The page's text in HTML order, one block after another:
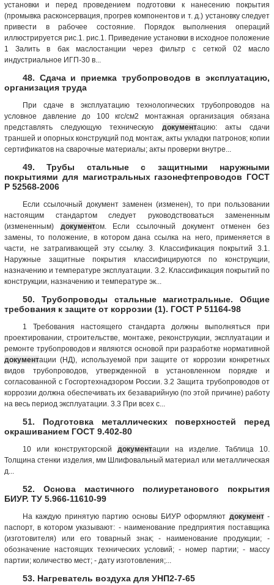
установки и перед проведением подготовки к нанесению покрытия
(промывка расконсервация, прогрев компонентов и т. д.) установку следует
привести в рабочее состояние. Порядок выполнения операций
иллюстрируется рис.1. рис.1. Приведение установки в исходное положение
1 Залить в бак маслостанции через фильтр с сеткой 02 масло
индустриальное ИГП-30 в...
48. Сдача и приемка трубопроводов в эксплуатацию,
организация труда
При сдаче в эксплуатацию технологических трубопроводов на
условное давление до 100 кгс/см2 монтажная организация обязана
представлять следующую техническую документацию: акты сдачи
траншей и опорных конструкций под монтаж, акты укладки патронов; копии
сертификатов на сварочные материалы; акты проверки внутре...
49. Трубы стальные с защитными наружными
покрытиями для магистральных газонефтепроводов ГОСТ
Р 52568-2006
Если ссылочный документ заменен (изменен), то при пользовании
настоящим стандартом следует руководствоваться замененным
(измененным) документом. Если ссылочный документ отменен без
замены, то положение, в котором дана ссылка на него, применяется в
части, не затрагивающей эту ссылку. 3. Классификация покрытий 3.1.
Наружные защитные покрытия классифицируются по конструкции,
назначению и температуре эксплуатации. 3.2. Классификация покрытий по
конструкции, назначению и температуре эк...
50. Трубопроводы стальные магистральные. Общие
требования к защите от коррозии (1). ГОСТ Р 51164-98
1 Требования настоящего стандарта должны выполняться при
проектировании, строительстве, монтаже, реконструкции, эксплуатации и
ремонте трубопроводов и являются основой при разработке нормативной
документации (НД), используемой при защите от коррозии конкретных
видов трубопроводов, утвержденной в установленном порядке и
согласованной с Госгортехнадзором России. 3.2 Защита трубопроводов от
коррозии должна обеспечивать их безаварийную (по этой причине) работу
на весь период эксплуатации. 3.3 При всех с...
51. Подготовка металлических поверхностей перед
окрашиванием ГОСТ 9.402-80
10 или конструкторскойдокументации на изделие. Таблица 10.
Толщина стенки изделия, мм Шлифовальный материал или металлическая
д...
52. Основа мастичного полиуретанового покрытия
БИУР. ТУ 5.966-11610-99
На каждую принятую партию основы БИУР оформляют документ-
паспорт, в котором указывают: - наименование предприятия поставщика
(изготовителя) или его товарный знак; - наименование продукции; -
обозначение настоящих технических условий; - номер партии; - массу
партии; количество мест; - дату изготовления;...
53. Нагреватель воздуха для УНП2-7-65